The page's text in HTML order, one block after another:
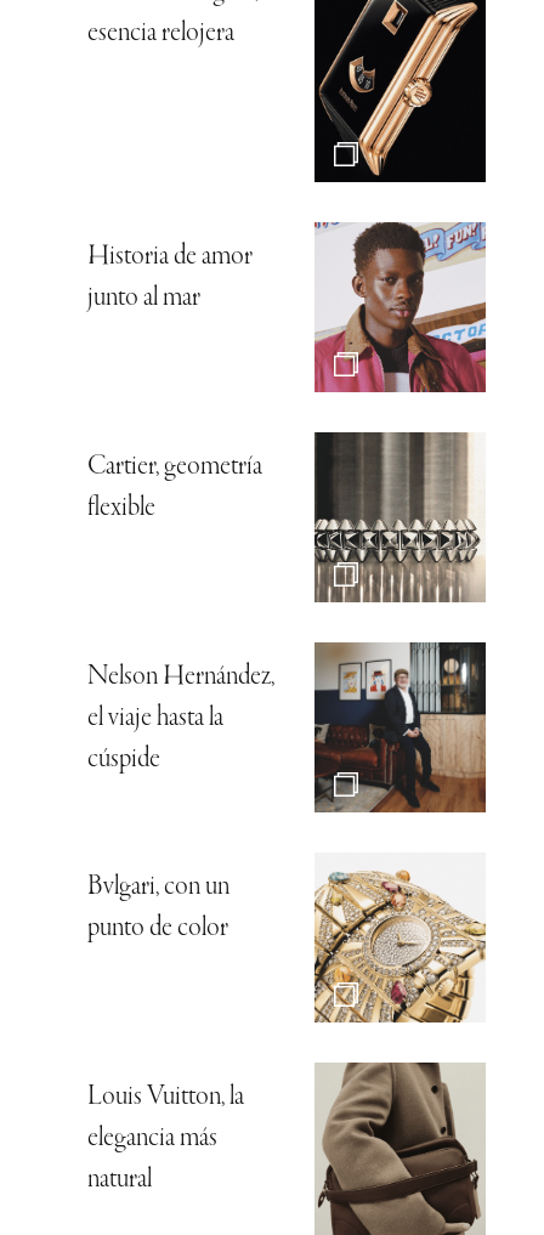
esencia relojera
Historia de amor
junto al mar
Cartier, geometría
flexible
Nelson Hernández,
el viaje hasta la
cúspide
Bvlgari, con un
punto de color
Louis Vuitton, la
elegancia más
natural